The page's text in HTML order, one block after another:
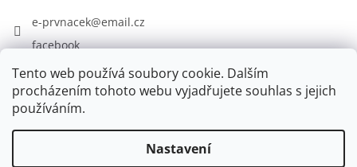
Tento web používá soubory cookie. Dalším
procházením tohoto webu vyjadřujete souhlas s jejich
používáním.
Nastavení
e-prvnacek@email.cz
facebook
eprvnacek